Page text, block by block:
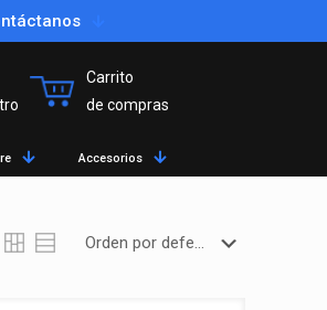
Carrito
de compras
Accesorios